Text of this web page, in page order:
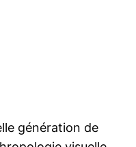
génération de